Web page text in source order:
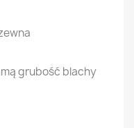
grubość blachy